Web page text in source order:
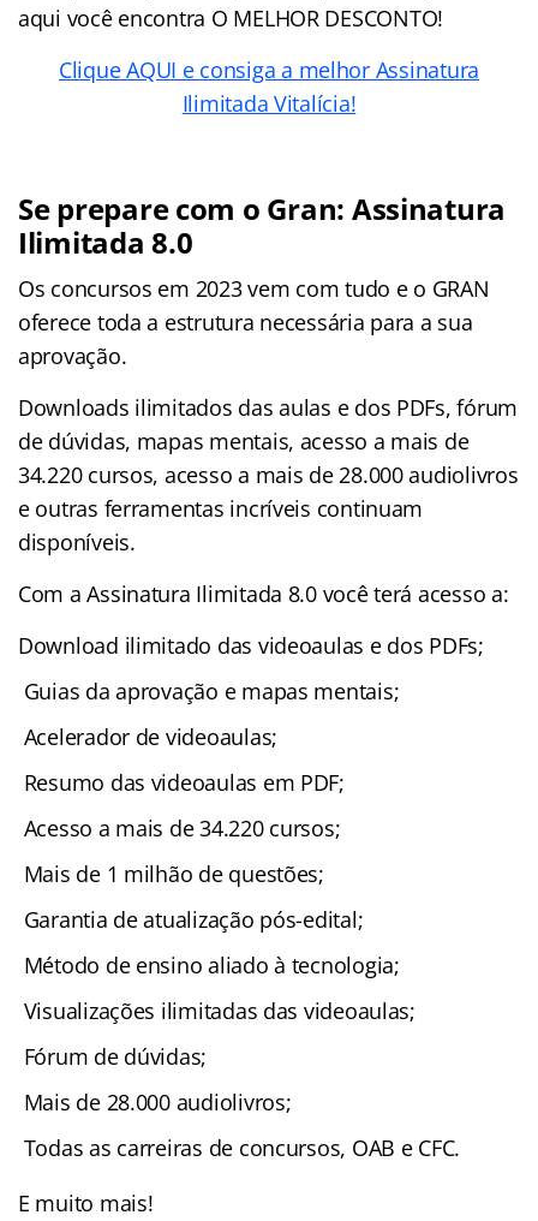
aqui você encontra O MELHOR DESCONTO!
Clique AQUI e consiga a melhor Assinatura
Ilimitada Vitalícia!
Se prepare com o Gran: Assinatura
Ilimitada 8.0
Os concursos em 2023 vem com tudo e o GRAN
oferece toda a estrutura necessária para a sua
aprovação.
Downloads ilimitados das aulas e dos PDFs, fórum
de dúvidas, mapas mentais, acesso a mais de
34.220 cursos, acesso a mais de 28.000 audiolivros
e outras ferramentas incríveis continuam
disponíveis.
Com a Assinatura Ilimitada 8.0 você terá acesso a:
Download ilimitado das videoaulas e dos PDFs;
Guias da aprovação e mapas mentais;
Acelerador de videoaulas;
Resumo das videoaulas em PDF;
Acesso a mais de 34.220 cursos;
Mais de 1 milhão de questões;
Garantia de atualização pós-edital;
Método de ensino aliado à tecnologia;
Visualizações ilimitadas das videoaulas;
Fórum de dúvidas;
Mais de 28.000 audiolivros;
Todas as carreiras de concursos, OAB e CFC.
E muito mais!